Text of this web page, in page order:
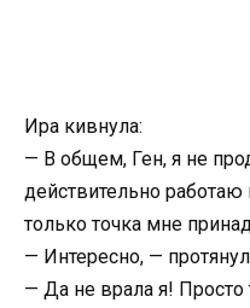
Ира кивнула:
— В общем, Ген, я не
действительно
только точка мне
— Интересно, —
— Да не врала я!